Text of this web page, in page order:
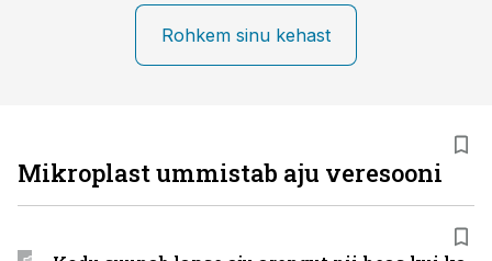
Rohkem sinu kehast
Mikroplast ummistab aju veresooni